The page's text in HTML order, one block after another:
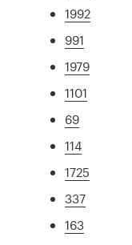
1992
991
1979
1101
69
114
1725
337
163